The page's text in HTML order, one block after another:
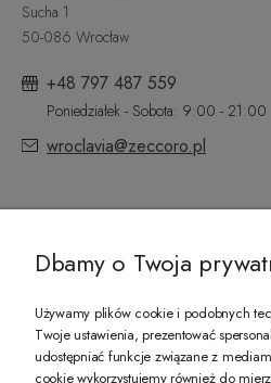
Sucha 1
50-086 Wrocław
+48 797 487 559
Poniedziałek - Sobota: 9:00 - 21:00
wroclavia@zeccoro.pl
PREZENT DLA CIEBIE!
Dbamy o Twoja
Używamy plików cookie i podobnych
Twoje ustawienia, prezentować
udostępniać funkcje związane z
cookie wykorzystujemy również do